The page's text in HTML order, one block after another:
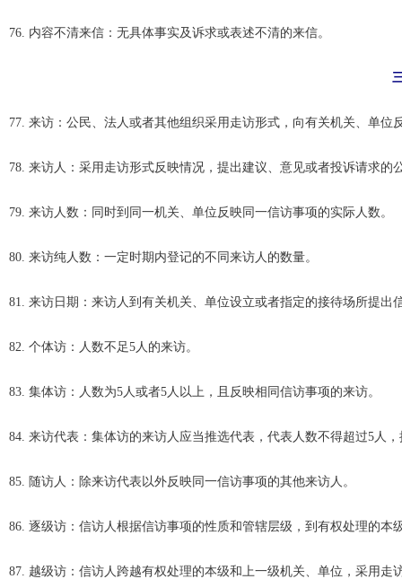
76. 内容不清来信：无具体事实及诉求或表述不清的来信。
77. 来访：公民、法人或者其他组织采用走访形式，向有关机关、单
78. 来访人：采用走访形式反映情况，提出建议、意见或者投诉请求的
79. 来访人数：同时到同一机关、单位反映同一信访事项的实际人数。
80. 来访纯人数：一定时期内登记的不同来访人的数量。
81. 来访日期：来访人到有关机关、单位设立或者指定的接待场所提出
82. 个体访：人数不足5人的来访。
83. 集体访：人数为5人或者5人以上，且反映相同信访事项的来访。
84. 来访代表：集体访的来访人应当推选代表，代表人数不得超过5人
85. 随访人：除来访代表以外反映同一信访事项的其他来访人。
86. 逐级访：信访人根据信访事项的性质和管辖层级，到有权处理的
87. 越级访：信访人跨越有权处理的本级和上一级机关、单位，采用走